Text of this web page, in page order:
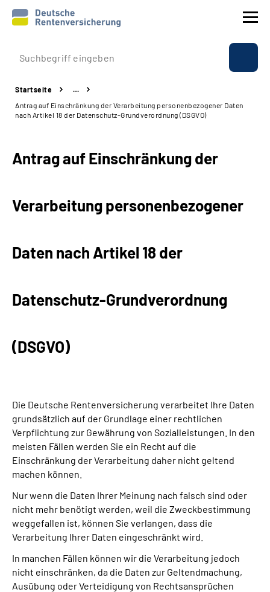
Prävention
Reha
Beratung & Kontakt
Experten
Suche
Mein Kundenportal
Startseite
…
Antrag auf Einschränkung der Verarbeitung personenbezogener Daten
nach Artikel 18 der Datenschutz-Grundverordnung (DSGVO)
Antrag auf Einschränkung der
Verarbeitung personenbezogener
Daten nach Artikel 18 der
Datenschutz-Grundverordnung
(DSGVO)
Die Deutsche Rentenversicherung verarbeitet Ihre Daten
grundsätzlich auf der Grundlage einer rechtlichen
Verpflichtung zur Gewährung von Sozialleistungen. In den
meisten Fällen werden Sie ein Recht auf die
Einschränkung der Verarbeitung daher nicht geltend
machen können.
Nur wenn die Daten Ihrer Meinung nach falsch sind oder
nicht mehr benötigt werden, weil die Zweckbestimmung
weggefallen ist, können Sie verlangen, dass die
Verarbeitung Ihrer Daten eingeschränkt wird.
In manchen Fällen können wir die Verarbeitung jedoch
nicht einschränken, da die Daten zur Geltendmachung,
Ausübung oder Verteidigung von Rechtsansprüchen